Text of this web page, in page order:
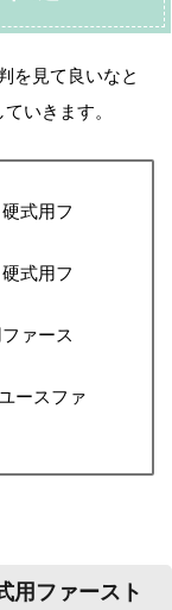
を見て良いなと
いきます。
式用フ
式用フ
ァース
ースファ
用ファースト